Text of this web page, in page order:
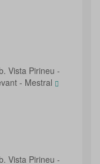
Vista Pirineu -
- Mestral
Vista Pirineu -